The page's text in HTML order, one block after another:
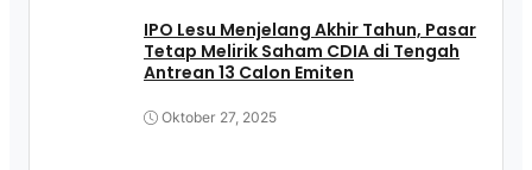
IPO Lesu Menjelang Akhir Tahun, Pasar
Tetap Melirik Saham CDIA di Tengah
Antrean 13 Calon Emiten
Oktober 27, 2025